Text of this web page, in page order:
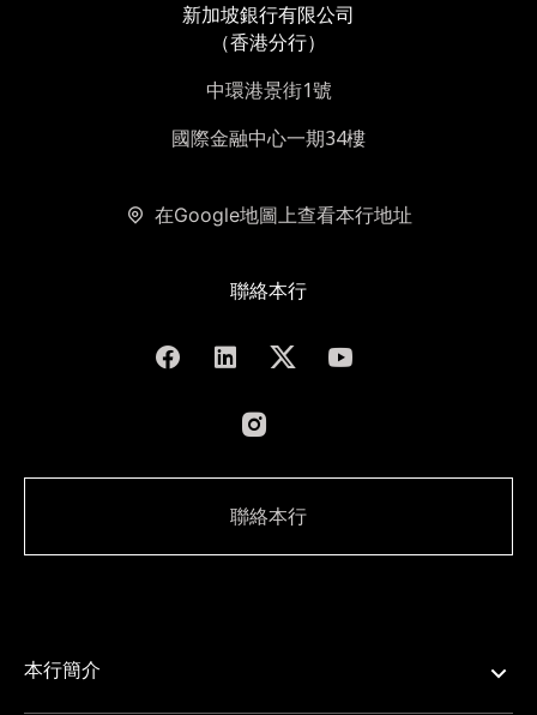
新加坡銀行有限公司
（香港分行）
中環港景街1號
國際金融中心一期34樓
在Google地圖上查看本行地址
聯絡本行
聯絡本行
本行簡介